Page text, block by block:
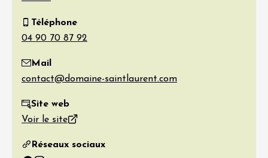
Téléphone
Mail
Site web
Voir le site
Réseaux sociaux